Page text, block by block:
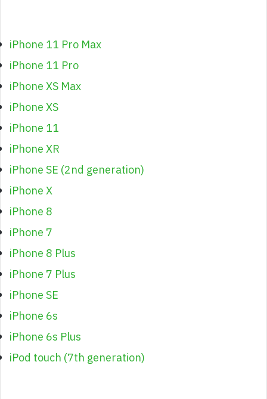
iPhone 11 Pro Max
iPhone 11 Pro
iPhone XS Max
iPhone XS
iPhone 11
iPhone XR
iPhone SE (2nd generation)
iPhone X
iPhone 8
iPhone 7
iPhone 8 Plus
iPhone 7 Plus
iPhone SE
iPhone 6s
iPhone 6s Plus
iPod touch (7th generation)